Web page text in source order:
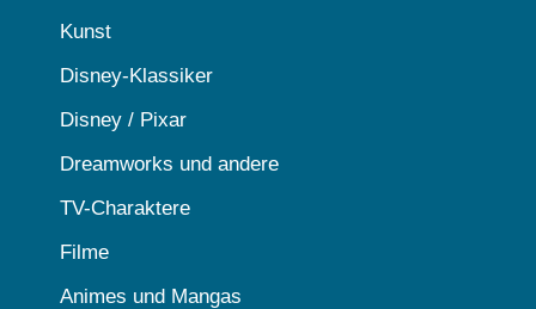
Kunst
Disney-Klassiker
Disney / Pixar
Dreamworks und andere
TV-Charaktere
Filme
Animes und Mangas